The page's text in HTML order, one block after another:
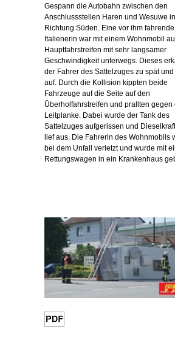
Gespann die Autobahn zwischen den
Anschlussstellen Haren und Wesuwe in
Richtung Süden. Eine vor ihm fahrende
Italienerin war mit einem Wohnmobil
Hauptfahrstreifen mit sehr langsamer
Geschwindigkeit unterwegs. Dieses
der Fahrer des Sattelzuges zu spät
auf. Durch die Kollision kippten beide
Fahrzeuge auf die Seite auf den
Überholfahrstreifen und prallten gegen
Leitplanke. Dabei wurde der Tank des
Sattelzuges aufgerissen und
lief aus. Die Fahrerin des Wohnmobils
bei dem Unfall verletzt und wurde mit
Rettungswagen in ein Krankenhaus